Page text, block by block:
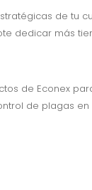
de tu
dedicar más
de Econex
de plagas en